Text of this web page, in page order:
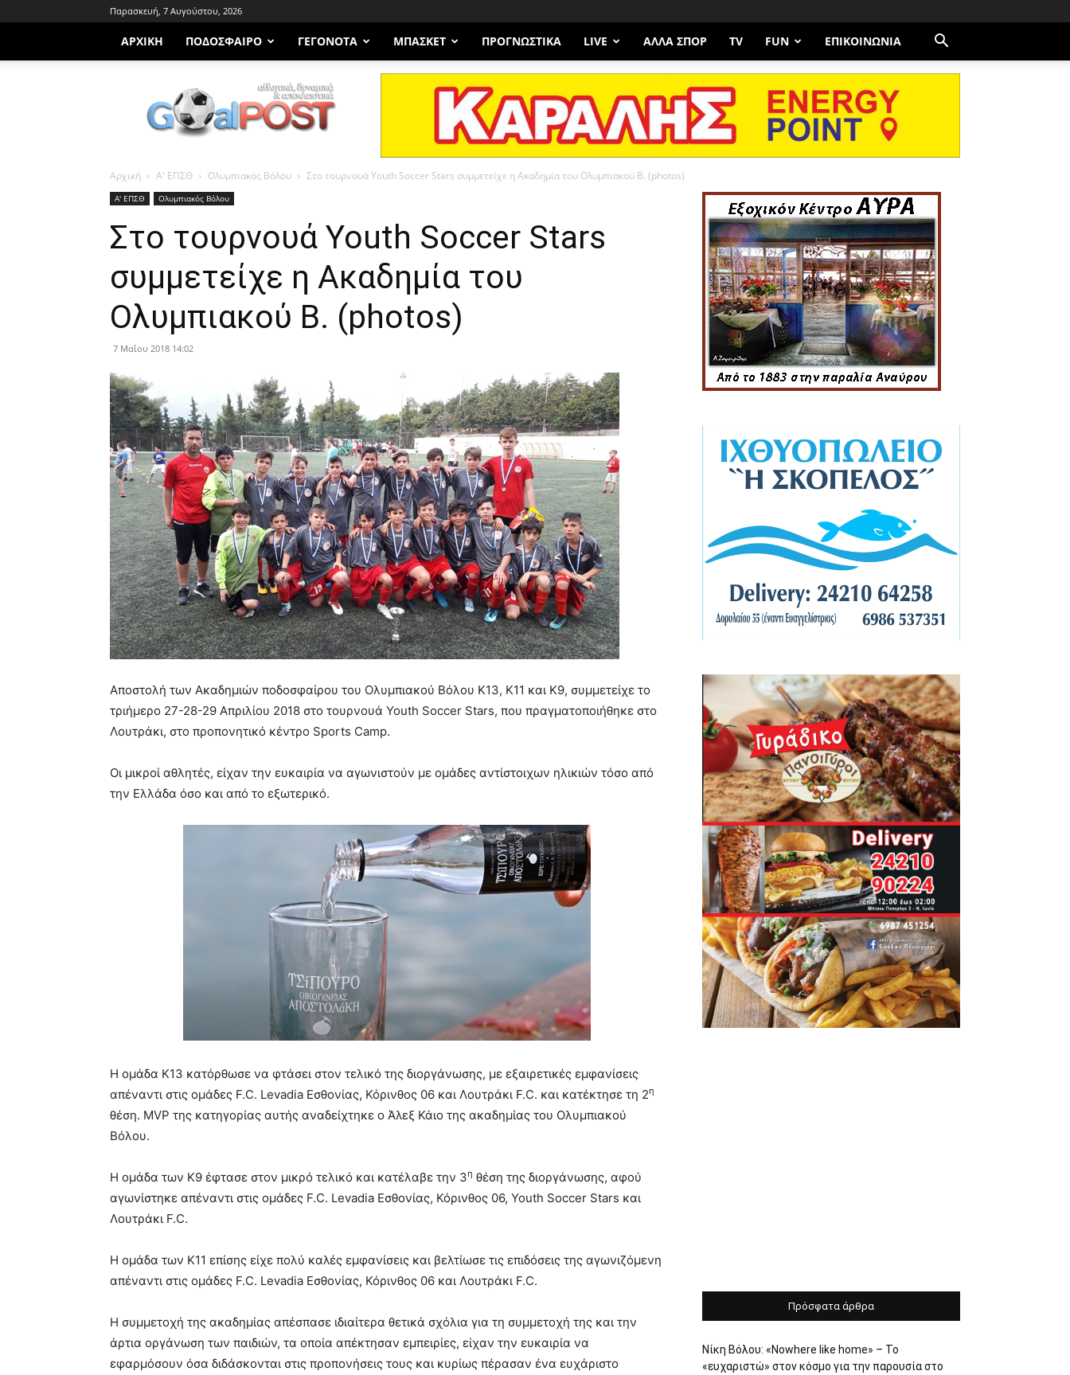
Παρασκευή, 7 Αυγούστου, 2026
ΑΡΧΙΚΗ ΠΟΔΌΣΦΑΙΡΟ ΓΕΓΟΝΌΤΑ ΜΠΆΣΚΕΤ ΠΡΟΓΝΩΣΤΙΚΑ LIVE ΆΛΛΑ ΣΠΟΡ TV FUN ΕΠΙΚΟΙΝΩΝΊΑ
Goalpost.gr
Αρχική Α' ΕΠΣΘ Ολυμπιακός Βόλου Στο τουρνουά Youth Soccer Stars συμμετείχε η Ακαδημία του Ολυμπιακού Β. (photos)
Α' ΕΠΣΘ Ολυμπιακός Βόλου
Στο τουρνουά Youth Soccer Stars
συμμετείχε η Ακαδημία του
Ολυμπιακού Β. (photos)
7 Μαΐου 2018 14:02
Αποστολή των Ακαδημιών ποδοσφαίρου του Ολυμπιακού Βόλου Κ13, Κ11 και Κ9, συμμετείχε το
τριήμερο 27-28-29 Απριλίου 2018 στο τουρνουά Youth Soccer Stars, που πραγματοποιήθηκε στο
Λουτράκι, στο προπονητικό κέντρο Sports Camp.
Οι μικροί αθλητές, είχαν την ευκαιρία να αγωνιστούν με ομάδες αντίστοιχων ηλικιών τόσο από
την Ελλάδα όσο και από το εξωτερικό.
Η ομάδα Κ13 κατόρθωσε να φτάσει στον τελικό της διοργάνωσης, με εξαιρετικές εμφανίσεις
απέναντι στις ομάδες F.C. Levadia Εσθονίας, Κόρινθος 06 και Λουτράκι F.C. και κατέκτησε τη 2η
θέση. MVP της κατηγορίας αυτής αναδείχτηκε ο Άλεξ Κάιο της ακαδημίας του Ολυμπιακού
Βόλου.
Η ομάδα των Κ9 έφτασε στον μικρό τελικό και κατέλαβε την 3η θέση της διοργάνωσης, αφού
αγωνίστηκε απέναντι στις ομάδες F.C. Levadia Εσθονίας, Κόρινθος 06, Youth Soccer Stars και
Λουτράκι F.C.
Η ομάδα των Κ11 επίσης είχε πολύ καλές εμφανίσεις και βελτίωσε τις επιδόσεις της αγωνιζόμενη
απέναντι στις ομάδες F.C. Levadia Εσθονίας, Κόρινθος 06 και Λουτράκι F.C.
Η συμμετοχή της ακαδημίας απέσπασε ιδιαίτερα θετικά σχόλια για τη συμμετοχή της και την
άρτια οργάνωση των παιδιών, τα οποία απέκτησαν εμπειρίες, είχαν την ευκαιρία να
εφαρμόσουν όσα διδάσκονται στις προπονήσεις τους και κυρίως πέρασαν ένα ευχάριστο
Πρόσφατα άρθρα
Νίκη Βόλου: «Nowhere like home» – Το
«ευχαριστώ» στον κόσμο για την παρουσία στο